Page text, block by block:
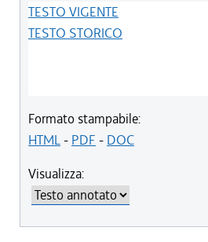
TESTO VIGENTE
TESTO STORICO
Formato stampabile:
HTML- PDF - DOC
Visualizza: